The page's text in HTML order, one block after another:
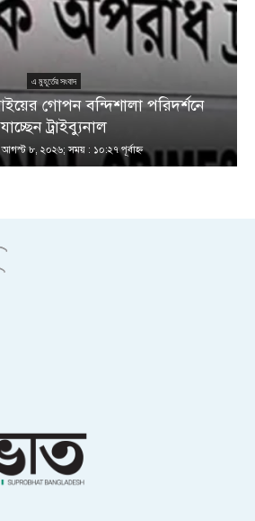
এ মুহূর্তের সংবাদ
গোপন বন্দিশালা পরিদর্শনে
যাচ্ছেন ট্রাইব্যুনাল
আগস্ট ৮, ২০২৬; সময় : ১০:২৭ পূর্বাহ্ণ